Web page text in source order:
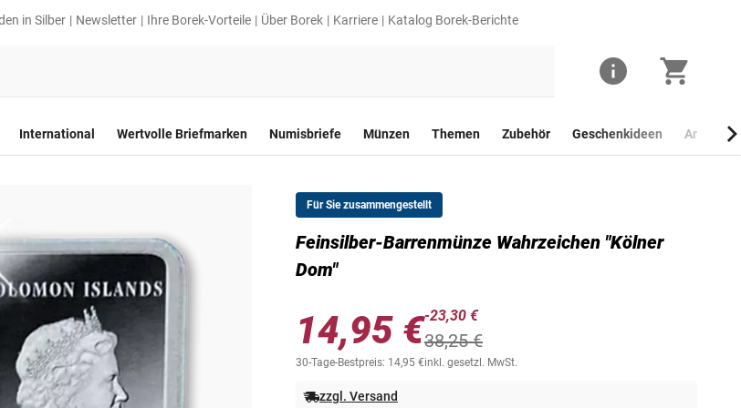
in Silber Newsletter Ihre Borek-Vorteile Über Borek Karriere Katalog Borek-Berichte
International Wertvolle Briefmarken Numisbriefe Münzen Themen Zubehör Geschenkideen
Für Sie zusammengestellt
Feinsilber-Barrenmünze Wahrzeichen "Kölner
Dom"
14,95 €-23,30 €
38,25 €
30-Tage-Bestpreis: 14,95 €inkl. gesetzl. MwSt.
zzgl. Versand